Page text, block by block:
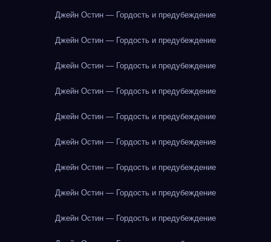
Джейн Остин — Гордость и предубеждение
Джейн Остин — Гордость и предубеждение
Джейн Остин — Гордость и предубеждение
Джейн Остин — Гордость и предубеждение
Джейн Остин — Гордость и предубеждение
Джейн Остин — Гордость и предубеждение
Джейн Остин — Гордость и предубеждение
Джейн Остин — Гордость и предубеждение
Джейн Остин — Гордость и предубеждение